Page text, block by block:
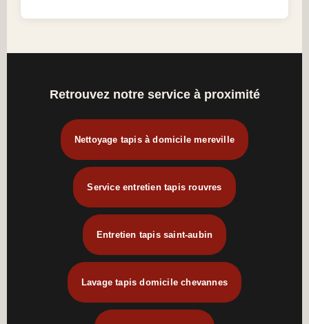
Retrouvez notre service à proximité
Nettoyage tapis à domicile mereville
Service entretien tapis rouvres
Entretien tapis saint-aubin
Lavage tapis domicile chevannes